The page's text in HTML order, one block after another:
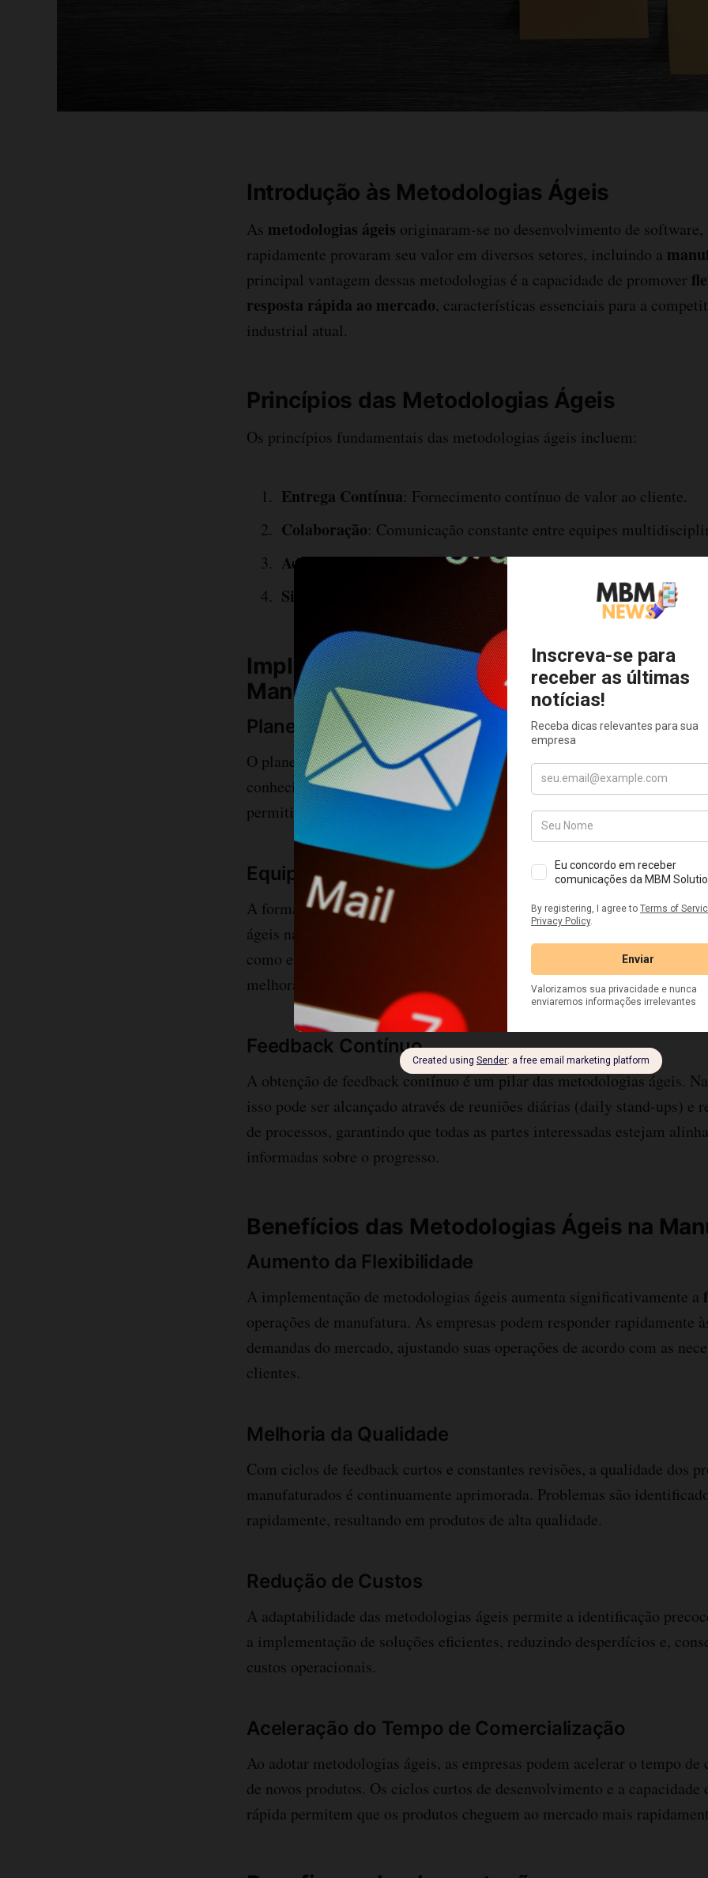
Introdução às Metodologias Ágeis
As metodologias ágeis originaram-se no desenvolvimento de software,
rapidamente provaram seu valor em diversos setores, incluindo a
principal vantagem dessas metodologias é a capacidade de promover
resposta rápida ao mercado, características essenciais para a
industrial atual.
Princípios das Metodologias Ágeis
Os princípios fundamentais das metodologias ágeis incluem:
Entrega Contínua: Fornecimento contínuo de valor ao cliente.
Colaboração: Comunicação constante entre equipes
Adaptabilidade: Capacidade de adaptação rápida a mudanças.
Simplicidade : Foco no essencial para maximizar o valor.
Implementação das Metodologias Ágeis na
Manufatura
Planejamento Ágil
O planejamento ágil na manufatura envolve a criação de ciclos curtos
conhecidos como sprints. Cada sprint tem objetivos claros e
permitindo ajustes frequentes e melhorias contínuas.
Equipes Multidisciplinares
A formação deequipes multidisciplinares
é crucial para o sucesso
ágeis na manufatura. Essas equipes são compostas por profissionais de
como engenharia, produção e qualidade, que trabalham juntos para
melhorar processos.
Feedback Contínuo
A obtenção de feedback contínuo é um pilar das metodologias ágeis.
isso pode ser alcançado através de reuniões diárias (daily stand-ups) e
de processos, garantindo que todas as partes interessadas estejam
informadas sobre o progresso.
Benefícios das Metodologias Ágeis na
Aumento da Flexibilidade
A implementação de metodologias ágeis aumenta significativamente a
operações de manufatura. As empresas podem responder rapidamente
demandas do mercado, ajustando suas operações de acordo com as
clientes.
Melhoria da Qualidade
Com ciclos de feedback curtos e constantes revisões, a qualidade dos
manufaturados é continuamente aprimorada. Problemas são
rapidamente, resultando em produtos de alta qualidade.
Redução de Custos
A adaptabilidade das metodologias ágeis permite a identificação
a implementação de soluções eficientes, reduzindo desperdícios e,
custos operacionais.
Aceleração do Tempo de Comercialização
Ao adotar metodologias ágeis, as empresas podem acelerar o tempo
de novos produtos. Os ciclos curtos de desenvolvimento e a capacidade
rápida permitem que os produtos cheguem ao mercado mais